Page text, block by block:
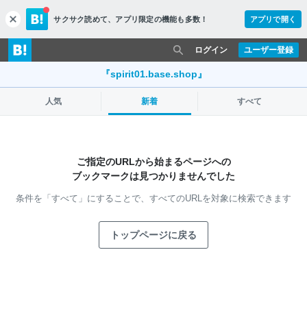
c
l
o
s
サクサク読めて、 アプリ限定の機能も多数！ アプリで開く
ユーザー登録
ログイン
『spirit01.base.shop』
人気 新着 すべて
ご指定のURLから始まるページへの
ブックマークは見つかりませんでした
条件を「すべて」にすることで、 すべてのURLを対象に検索できます
トップページに戻る